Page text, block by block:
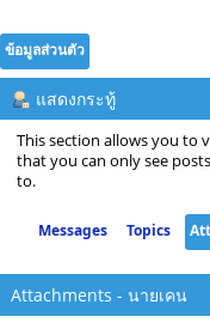
ข้อมูลส่วนตัว
แสดงกระทู้
This section allows you to
that you can only see
to.
Messages Topics
Attachments - นายเคน